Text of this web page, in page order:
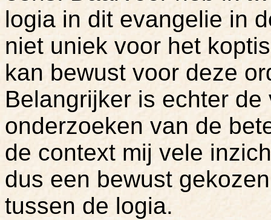
logia in dit evangelie in
niet uniek voor het
kan bewust voor deze
Belangrijker is echter
onderzoeken van de
de context mij vele
dus een bewust
tussen de logia.